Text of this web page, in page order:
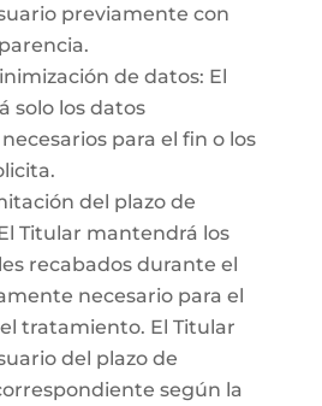
previamente con
de datos: El
solo los datos
para el fin o los
del plazo de
Titular mantendrá los
recabados durante el
necesario para el
tratamiento. El Titular
del plazo de
según la